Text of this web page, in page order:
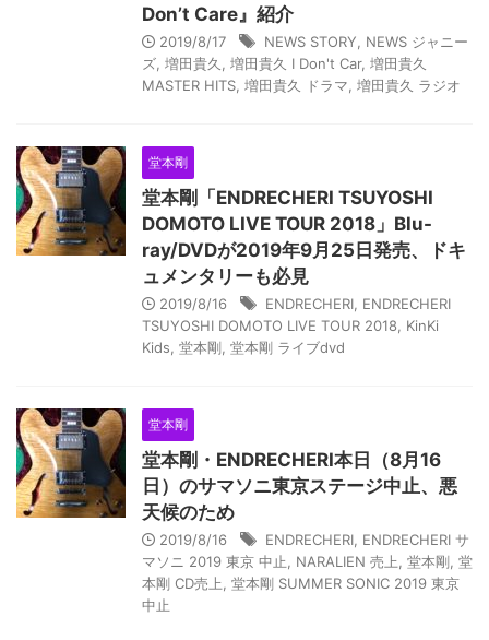
Don’t Care』紹介
2019/8/17 NEWS STORY
NEWS ジャニー
ズ 増田貴久 増田貴久 I Don't Car, 増田貴久
MASTER HITS 増田貴久 ドラマ 増田貴久 ラジオ
堂本剛
堂本剛「ENDRECHERI TSUYOSHI
DOMOTO LIVE TOUR 2018」Blu-
ray/DVDが2019年9月25日発売、ドキ
ュメンタリーも必見
2019/8/16 ENDRECHERI ENDRECHERI
TSUYOSHI DOMOTO LIVE TOUR 2018
KinKi
Kids 堂本剛 堂本剛 ライブdvd
堂本剛
堂本剛・ENDRECHERI本日（8月16
日）のサマソニ東京ステージ中止、悪
天候のため
2019/8/16 ENDRECHERI ENDRECHERI サ
マソニ 2019 東京 中止
NARALIEN 売上 堂本剛 堂
本剛 CD売上 堂本剛 SUMMER SONIC 2019 東京
中止